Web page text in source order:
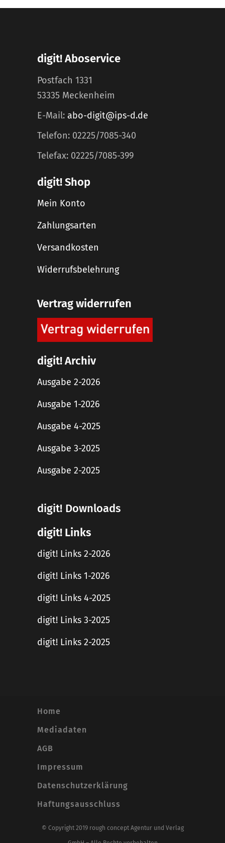
digit! Aboservice
Postfach 1331
53335 Meckenheim
E-Mail: abo-digit@ips-d.de
Telefon: 02225/7085-340
Telefax: 02225/7085-399
digit! Shop
Mein Konto
Zahlungsarten
Versandkosten
Widerrufsbelehrung
Vertrag widerrufen
digit! Archiv
Ausgabe 2-2026
Ausgabe 1-2026
Ausgabe 4-2025
Ausgabe 3-2025
Ausgabe 2-2025
digit! Downloads
digit! Links
digit! Links 2-2026
digit! Links 1-2026
digit! Links 4-2025
digit! Links 3-2025
digit! Links 2-2025
Home
Mediadaten
AGB
Impressum
Datenschutzerklärung
Haftungsausschluss
© Copyright 2019 rough concept Agentur und Verlag